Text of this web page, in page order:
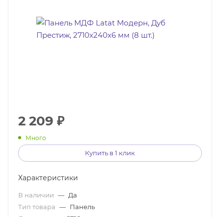
2 209 ₽
Много
Купить в 1 клик
Характеристики
В наличии — Да
Тип товара — Панель